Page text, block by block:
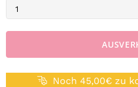
Noch 45,00€ zu